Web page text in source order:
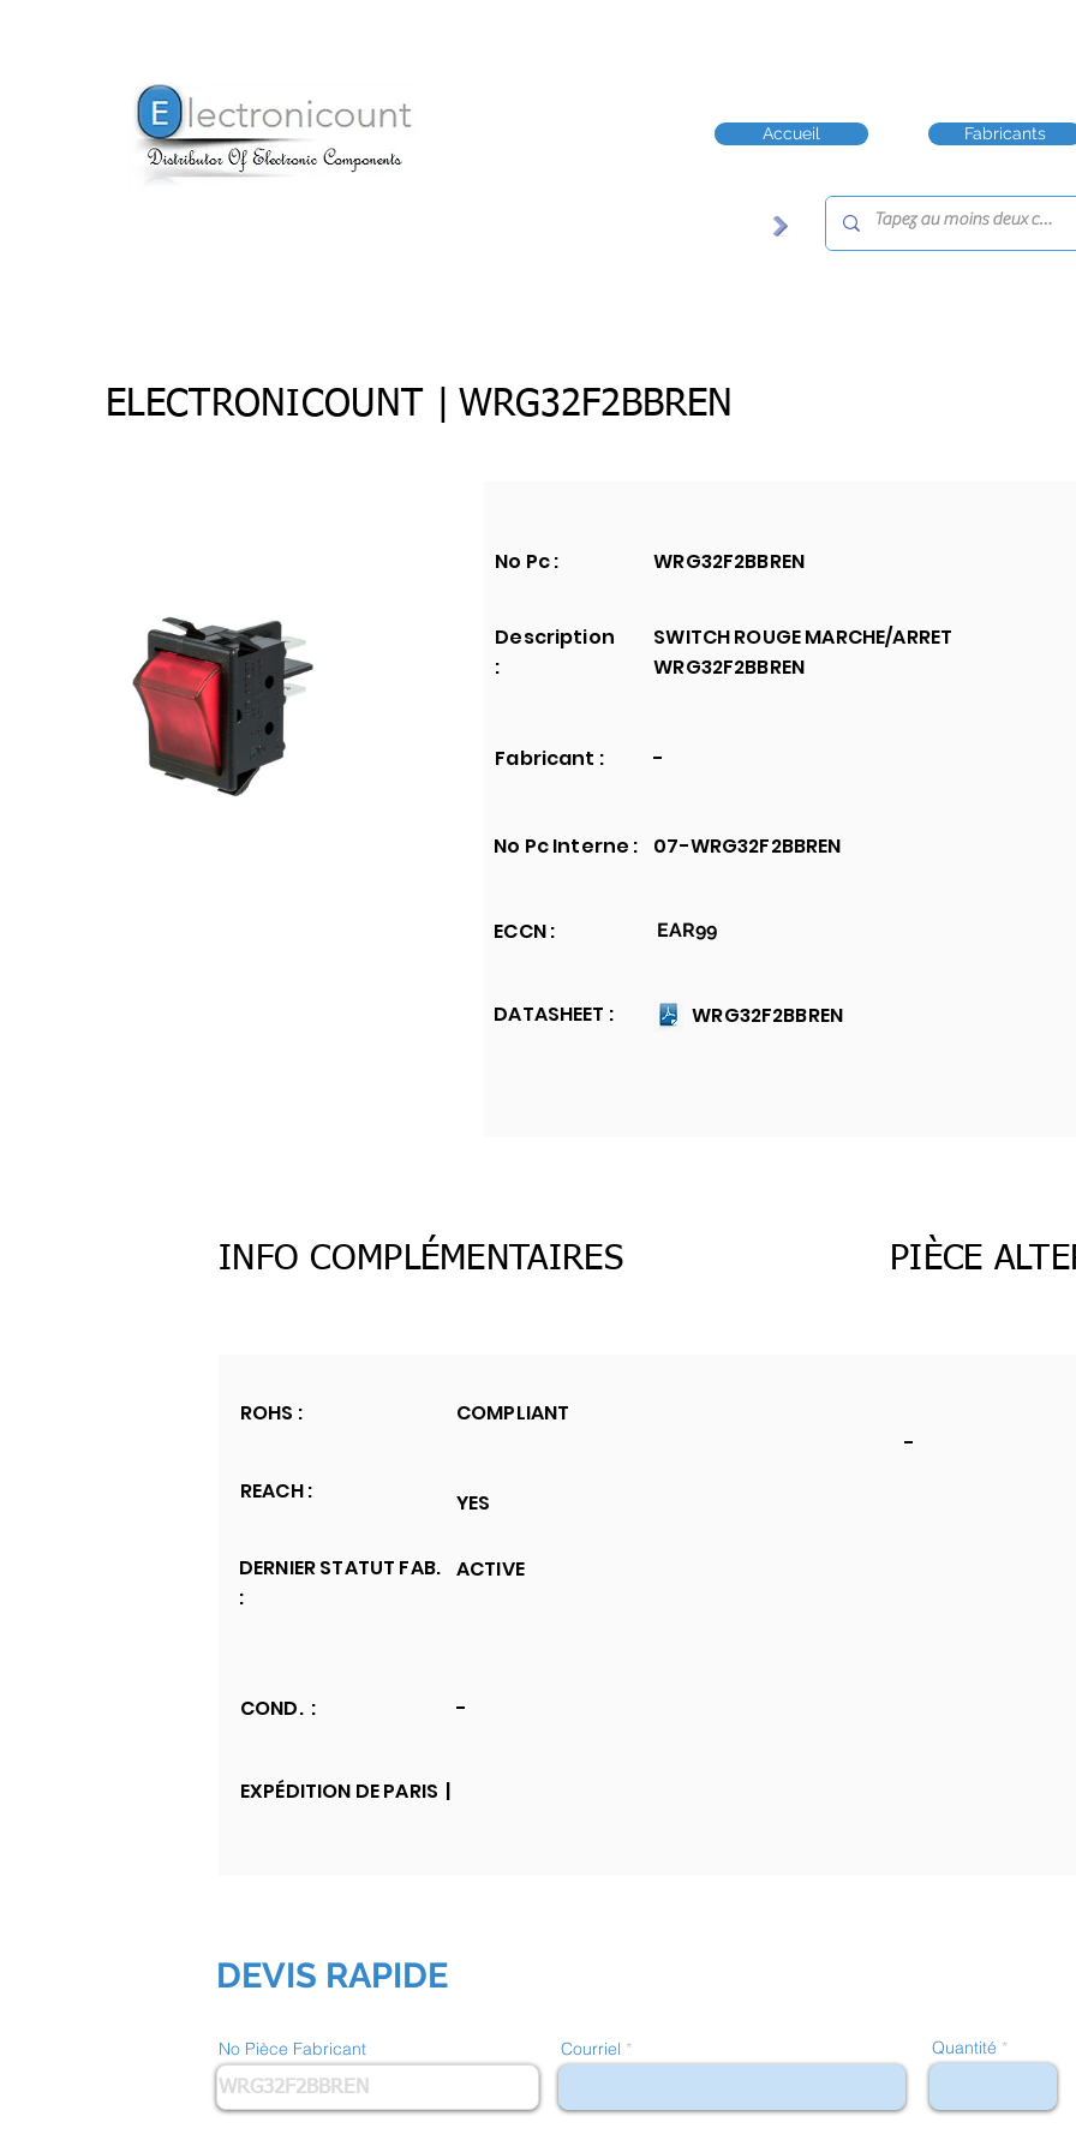
Accueil Fabricants
ELECTRONICOUNT | WRG32F2BBREN
No Pc : WRG32F2BBREN
Description
:
SWITCH ROUGE MARCHE/ARRET
WRG32F2BBREN
Fabricant :
No Pc Interne :
ECCN :
DATASHEET :
-
07-WRG32F2BBREN
EAR99
WRG32F2BBREN
INFO COMPLÉMENTAIRES PIÈCE
ROHS :
COMPLIANT
-
REACH :
DERNIER STATUT FAB.
:
YES
ACTIVE
COND. : -
EXPÉDITION DE PARIS |
DEVIS RAPIDE
No Pièce Fabricant Courriel Quantité